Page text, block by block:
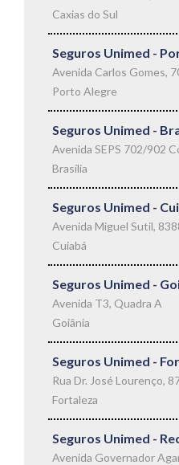
Caxias do Sul
Seguros Unimed -
Avenida Carlos Gomes,
Porto Alegre
Seguros Unimed -
Avenida SEPS 702/902
Brasília
Seguros Unimed -
Avenida Miguel Sutil,
Cuiabá
Seguros Unimed -
Avenida T3, Quadra A
Goiânia
Seguros Unimed -
Rua Dr. José Lourenço,
Fortaleza
Seguros Unimed -
Avenida Governador